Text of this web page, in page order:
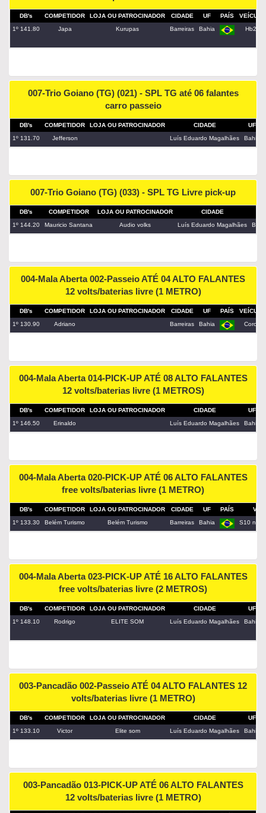
DB's COMPETIDOR LOJA OU PATROCINADOR CIDADE UF PAÍS
VEÍCULO
1º 141.80
Japa Kurupas Barreiras Bahia Hb20
007-Trio Goiano (TG) (021) - SPL TG até 06 falantes
carro passeio
DB's COMPETIDOR LOJA OU PATROCINADOR CIDADE UF
1º 131.70
Jefferson Luís Eduardo Magalhães Bahia
007-Trio Goiano (TG) (033) - SPL TG Livre pick-up
DB's COMPETIDOR LOJA OU PATROCINADOR CIDADE
1º 144.20
Mauricio Santana Audio volks Luís Eduardo Magalhães
004-Mala Aberta 002-Passeio ATÉ 04 ALTO FALANTES
12 volts/baterias livre (1 METRO)
DB's COMPETIDOR LOJA OU PATROCINADOR CIDADE UF PAÍS
VEÍCULO
1º 130.90
Adriano Barreiras Bahia Corola
004-Mala Aberta 014-PICK-UP ATÉ 08 ALTO FALANTES
12 volts/baterias livre (1 METROS)
DB's COMPETIDOR LOJA OU PATROCINADOR CIDADE UF
1º 146.50
Erinaldo Luís Eduardo Magalhães Bahia
004-Mala Aberta 020-PICK-UP ATÉ 06 ALTO FALANTES
free volts/baterias livre (1 METRO)
DB's COMPETIDOR LOJA OU PATROCINADOR CIDADE UF PAÍS
1º 133.30
Belém Turismo Belém Turismo Barreiras Bahia S10
004-Mala Aberta 023-PICK-UP ATÉ 16 ALTO FALANTES
free volts/baterias livre (2 METROS)
DB's COMPETIDOR LOJA OU PATROCINADOR CIDADE UF
1º 148.10
Rodrigo ELITE SOM Luís Eduardo Magalhães Bahia
003-Pancadão 002-Passeio ATÉ 04 ALTO FALANTES 12
volts/baterias livre (1 METRO)
DB's COMPETIDOR LOJA OU PATROCINADOR CIDADE UF
1º 133.10
Victor Elite som Luís Eduardo Magalhães Bahia
003-Pancadão 013-PICK-UP ATÉ 06 ALTO FALANTES
12 volts/baterias livre (1 METRO)